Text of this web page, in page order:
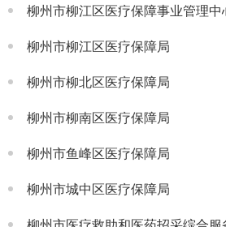
柳州市柳江区医疗保障事业管理中
柳州市柳江区医疗保障局
柳州市柳北区医疗保障局
柳州市柳南区医疗保障局
柳州市鱼峰区医疗保障局
柳州市城中区医疗保障局